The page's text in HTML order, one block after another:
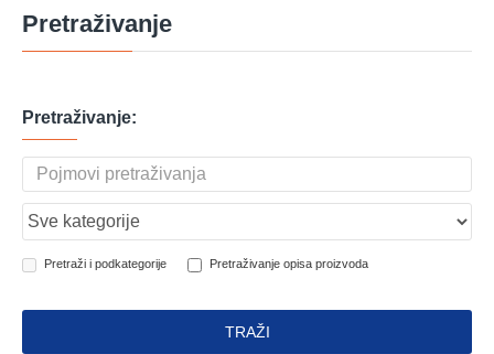
Pretraživanje
Pretraživanje:
Pretraži i podkategorije Pretraživanje opisa proizvoda
TRAŽI